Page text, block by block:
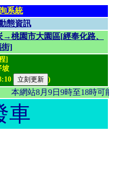
系統
態資訊
桃園市大園區[經奉化路、
街]
]
坡
)
本網站8月9日9時至18
車